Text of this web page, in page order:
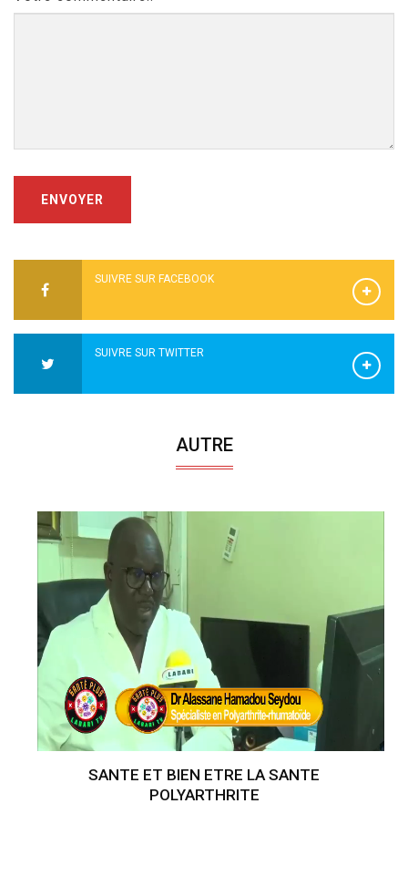
ENVOYER
SUIVRE SUR FACEBOOK
SUIVRE SUR TWITTER
AUTRE
SANTE ET BIEN ETRE LA SANTE
POLYARTHRITE